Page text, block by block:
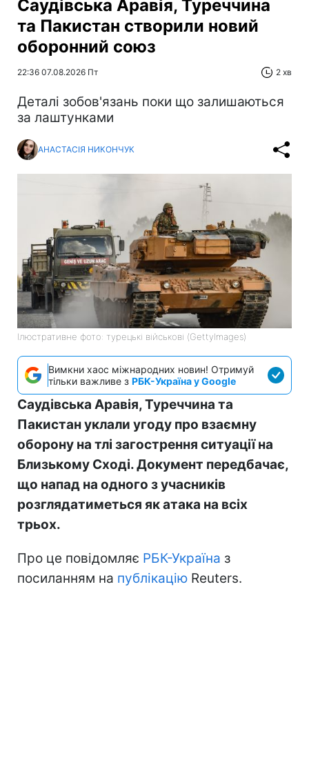
Саудівська Аравія, Туреччина
та Пакистан створили новий
оборонний союз
22:36 07.08.2026 Пт 2 хв
Деталі зобов'язань поки що залишаються
за лаштунками
АНАСТАСІЯ НИКОНЧУК
Ілюстративне фото: турецькі військові (GettyImages)
Вимкни хаос міжнародних новин! Отримуй
тільки важливе з РБК-Україна у Google
Саудівська Аравія, Туреччина та
Пакистан уклали угоду про взаємну
оборону на тлі загострення ситуації на
Близькому Сході. Документ передбачає,
що напад на одного з учасників
розглядатиметься як атака на всіх
трьох.
Про це повідомляє РБК-Україна з
посиланням на публікацію Reuters.